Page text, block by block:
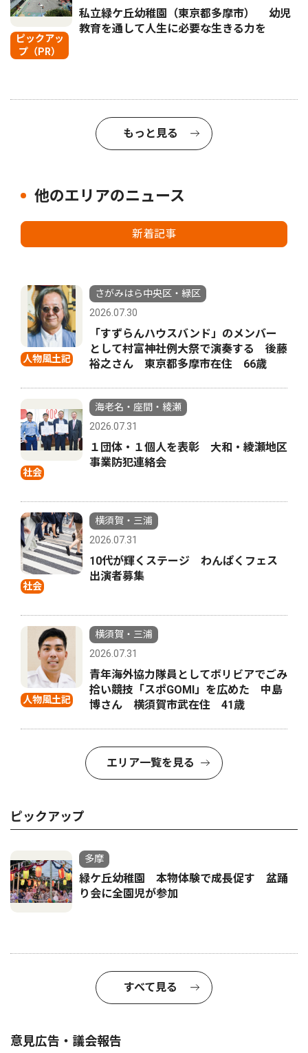
ピックアッ
プ（PR）
私立緑ケ丘幼稚園（東京都多摩市） 幼児
教育を通して人生に必要な生きる力を
もっと見る
他のエリアのニュース
新着記事
人物風土記
さがみはら中央区・緑区
2026.07.30
「すずらんハウスバンド」のメンバー
として村富神社例大祭で演奏する 後藤
裕之さん 東京都多摩市在住 66歳
社会
海老名・座間・綾瀬
2026.07.31
１団体・１個人を表彰 大和・綾瀬地区
事業防犯連絡会
社会
横須賀・三浦
2026.07.31
10代が輝くステージ わんぱくフェス
出演者募集
人物風土記
横須賀・三浦
2026.07.31
青年海外協力隊員としてボリビアでごみ
拾い競技「スポGOMI」を広めた 中島
博さん 横須賀市武在住 41歳
エリア一覧を見る
ピックアップ
多摩
緑ケ丘幼稚園 本物体験で成長促す 盆踊
り会に全園児が参加
すべて見る
意見広告・議会報告